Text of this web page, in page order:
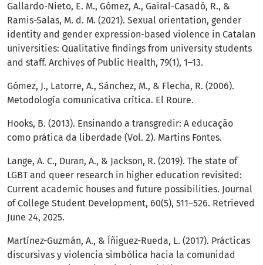
Gallardo-Nieto, E. M., Gómez, A., Gairal-Casadó, R., &
Ramis-Salas, M. d. M. (2021). Sexual orientation, gender
identity and gender expression-based violence in Catalan
universities: Qualitative findings from university students
and staff. Archives of Public Health, 79(1), 1–13.
Gómez, J., Latorre, A., Sánchez, M., & Flecha, R. (2006).
Metodología comunicativa crítica. El Roure.
Hooks, B. (2013). Ensinando a transgredir: A educação
como prática da liberdade (Vol. 2). Martins Fontes.
Lange, A. C., Duran, A., & Jackson, R. (2019). The state of
LGBT and queer research in higher education revisited:
Current academic houses and future possibilities. Journal
of College Student Development, 60(5), 511–526. Retrieved
June 24, 2025.
Martínez-Guzmán, A., & Íñiguez-Rueda, L. (2017). Prácticas
discursivas y violencia simbólica hacia la comunidad